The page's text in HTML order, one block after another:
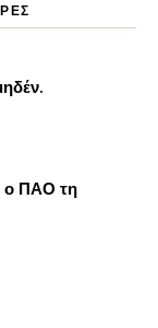
ο ΠΑΟ τη